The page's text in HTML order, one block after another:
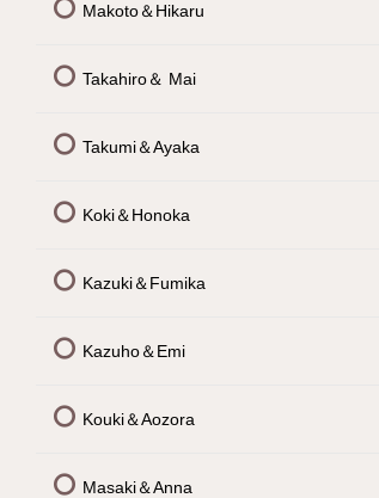
Makoto＆Hikaru
Takahiro＆ Mai
Takumi＆Ayaka
Koki＆Honoka
Kazuki＆Fumika
Kazuho＆Emi
Kouki＆Aozora
Masaki＆Anna